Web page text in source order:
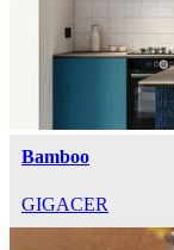
Bamboo
GIGACER